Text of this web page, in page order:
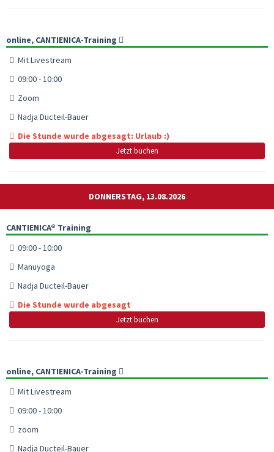
online, CANTIENICA-Training
Mit Livestream
09:00 - 10:00
Zoom
Nadja Ducteil-Bauer
Die Stunde wurde abgesagt: Urlaub :)
Jetzt buchen
DONNERSTAG, 13.08.2026
CANTIENICA® Training
09:00 - 10:00
Manuyoga
Nadja Ducteil-Bauer
Die Stunde wurde abgesagt
Jetzt buchen
online, CANTIENICA-Training
Mit Livestream
09:00 - 10:00
zoom
Nadja Ducteil-Bauer